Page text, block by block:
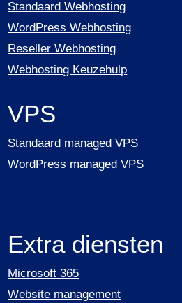
Standaard Webhosting
WordPress Webhosting
Reseller Webhosting
Webhosting Keuzehulp
VPS
Standaard managed VPS
WordPress managed VPS
Extra diensten
Microsoft 365
Website management